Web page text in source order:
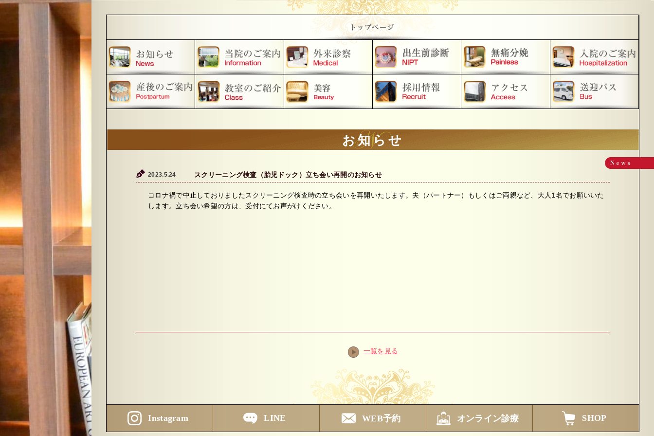
お知らせ
2023.5.24 スクリーニング検査（胎児ドック）立ち会い再開のお知らせ
コロナ禍で中止しておりましたスクリーニング検査時の立ち会いを再開いたします。夫（パートナー）もしくはご両親など、大人1名でお願いいた
します。立ち会い希望の方は、受付にてお声がけください。
一覧を見る
Instagram LINE WEB予約 オンライン診療 SHOP